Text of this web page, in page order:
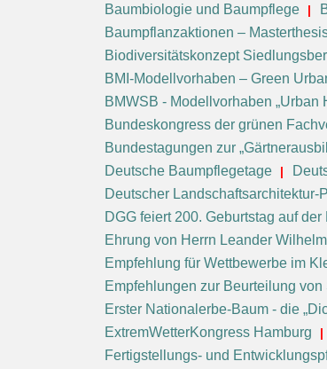
Baumbiologie und Baumpflege
Baumpflanzaktionen –
Biodiversitätskonzept
BMI-Modellvorhaben – Green
BMWSB - Modellvorhaben „Urban
Bundeskongress der grünen
Bundestagungen zur
Deutsche Baumpflegetage
Deutscher Landschaftsarchitektur-
DGG feiert 200. Geburtstag auf der
Ehrung von Herrn Leander Wilhelm
Empfehlung für Wettbewerbe im
Empfehlungen zur Beurteilung von
Erster Nationalerbe-Baum - die
ExtremWetterKongress Hamburg
Fertigstellungs- und